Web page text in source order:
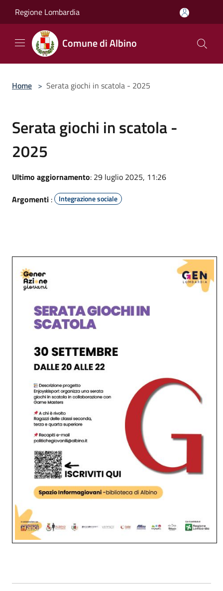
Regione Lombardia
Comune di Albino
Home > Serata giochi in scatola - 2025
Serata giochi in scatola -
2025
Ultimo aggiornamento: 29 luglio 2025, 11:26
Argomenti : Integrazione sociale